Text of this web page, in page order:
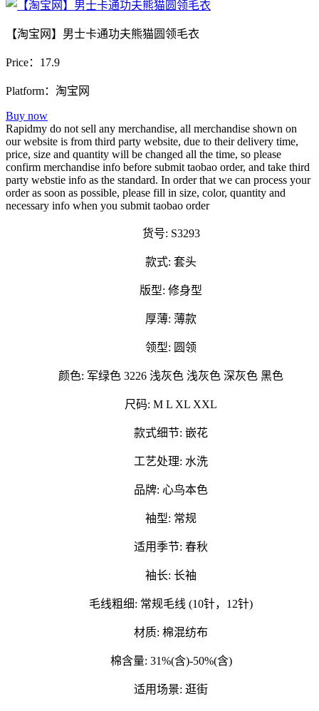
【淘宝网】男士卡通功夫熊猫圆领毛衣
Price： 17.9
Platform：淘宝网
Buy now
Rapidmy do not sell any merchandise, all merchandise shown on
our website is from third party website, due to their delivery time,
price, size and quantity will be changed all the time, so please
confirm merchandise info before submit taobao order, and take third
party webstie info as the standard. In order that we can process your
order as soon as possible, please fill in size, color, quantity and
necessary info when you submit taobao order
货号: S3293
款式: 套头
版型: 修身型
厚薄: 薄款
领型: 圆领
颜色: 军绿色 3226 浅灰色 浅灰色 深灰色 黑色
尺码: M L XL XXL
款式细节: 嵌花
工艺处理: 水洗
品牌: 心鸟本色
袖型: 常规
适用季节: 春秋
袖长: 长袖
毛线粗细: 常规毛线 (10针，12针)
材质: 棉混纺布
棉含量: 31%(含)-50%(含)
适用场景: 逛街